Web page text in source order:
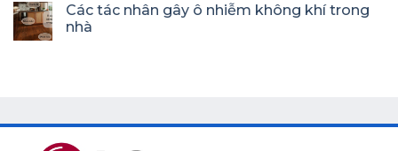
Các tác nhân gây ô nhiễm không khí trong
nhà